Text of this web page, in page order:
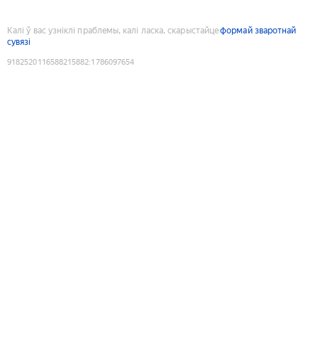
Калі ў вас узніклі праблемы, калі ласка, скарыстайцеформай зваротнай
сувязі
9182520116588215882:1786097654